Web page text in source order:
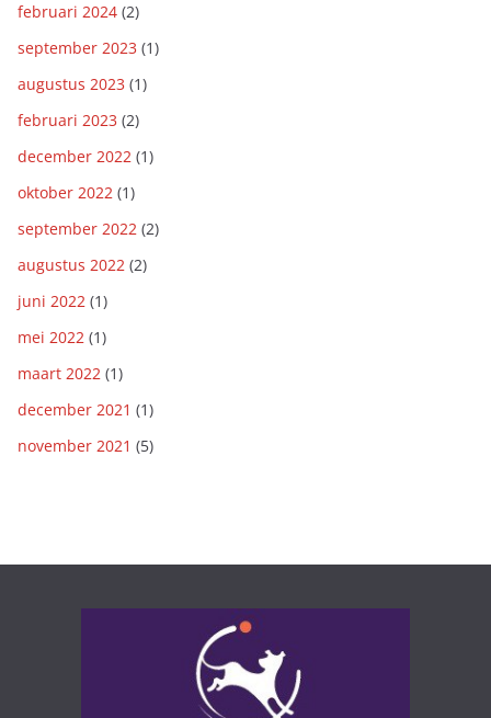
februari 2024 (2)
september 2023 (1)
augustus 2023 (1)
februari 2023 (2)
december 2022 (1)
oktober 2022 (1)
september 2022 (2)
augustus 2022 (2)
juni 2022 (1)
mei 2022 (1)
maart 2022 (1)
december 2021 (1)
november 2021 (5)